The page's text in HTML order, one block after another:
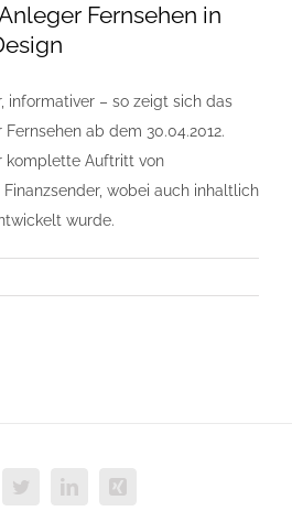
Fernsehen in
informativer – so zeigt sich das
ab dem 30.04.2012.
komplette Auftritt von
wobei auch inhaltlich
wurde.
TwitterLinkedInXing